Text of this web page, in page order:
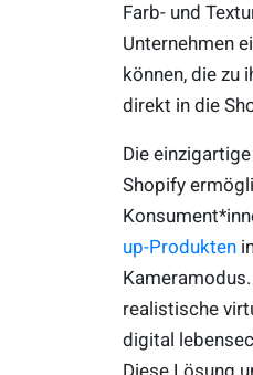
Farb- und
Unternehmen
können, die zu
direkt in die
Die
Shopify
up-Produkten
realistische
digital